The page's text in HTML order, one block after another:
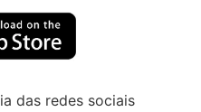
das redes sociais